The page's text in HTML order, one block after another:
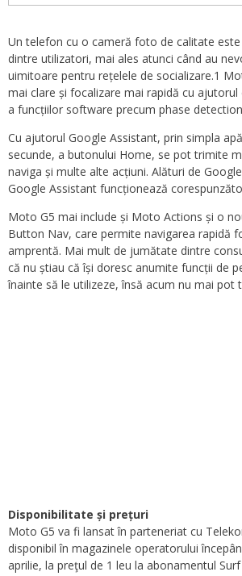
Un telefon cu o cameră foto de calitate
dintre utilizatori, mai ales atunci când au
uimitoare pentru rețelele de socializare.1
mai clare și focalizare mai rapidă cu ajutorul
a funcțiilor software precum phase
Cu ajutorul Google Assistant, prin simpla
secunde, a butonului Home, se pot trimite
naviga și multe alte acțiuni. Alături de
Google Assistant funcționează
Moto G5 mai include și Moto Actions și o
Button Nav, care permite navigarea rapidă
amprentă. Mai mult de jumătate dintre
că nu știau că își doresc anumite funcții de
înainte să le utilizeze, însă acum nu mai pot
Disponibilitate și prețuri
Moto G5 va fi lansat în parteneriat cu
disponibil în magazinele operatorului
aprilie, la preţul de 1 leu la abonamentul